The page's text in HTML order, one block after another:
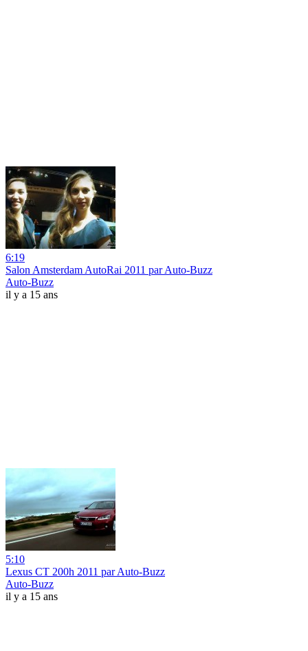
6:19
Salon Amsterdam AutoRai 2011 par Auto-Buzz
Auto-Buzz
il y a 15 ans
5:10
Lexus CT 200h 2011 par Auto-Buzz
Auto-Buzz
il y a 15 ans